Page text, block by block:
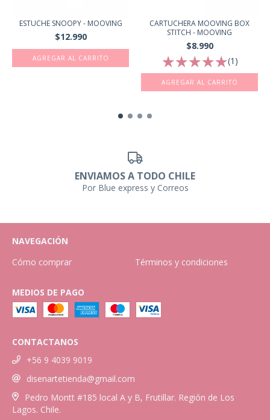
ESTUCHE SNOOPY - MOOVING
$12.990
CARTUCHERA MOOVING BOX
STITCH - MOOVING
$8.990
(1)
ENVIAMOS A TODO CHILE
Por Blue express y Correos
NAVEGACIÓN
Cómo comprar
Términos y condiciones
MEDIOS DE PAGO
CONTACTANOS
+56 9 4039 9019
disenartetienda@gmail.com
Pedro Montt #185 local A y B, Frutillar. Región de Los
Lagos. Chile.